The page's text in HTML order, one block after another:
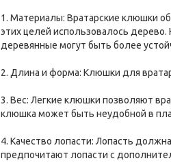
1. Материалы: Вратарские клюшки
этих целей использовалось
деревянные могут быть более
2. Длина и форма: Клюшки для
3. Вес: Легкие клюшки позволяют
клюшка может быть неудобной в
4. Качество лопасти: Лопасть
предпочитают лопасти с